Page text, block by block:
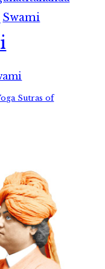
Swami
Sutras of